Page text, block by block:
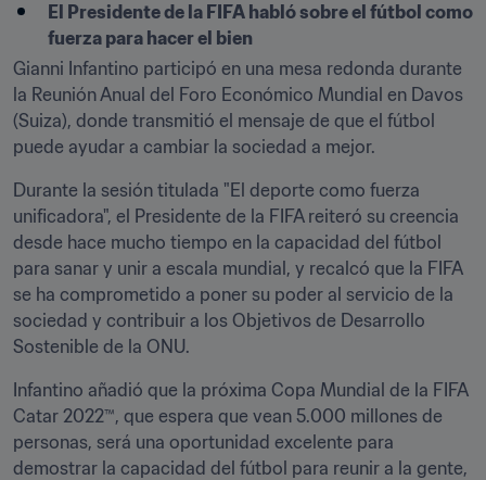
El Presidente de la FIFA habló sobre el fútbol como
fuerza para hacer el bien
Gianni Infantino participó en una mesa redonda durante
la Reunión Anual del Foro Económico Mundial en Davos
(Suiza), donde transmitió el mensaje de que el fútbol
puede ayudar a cambiar la sociedad a mejor.
Durante la sesión titulada "El deporte como fuerza
unificadora", el Presidente de la FIFA reiteró su creencia
desde hace mucho tiempo en la capacidad del fútbol
para sanar y unir a escala mundial, y recalcó que la FIFA
se ha comprometido a poner su poder al servicio de la
sociedad y contribuir a los Objetivos de Desarrollo
Sostenible de la ONU.
Infantino añadió que la próxima Copa Mundial de la FIFA
Catar 2022™, que espera que vean 5.000 millones de
personas, será una oportunidad excelente para
demostrar la capacidad del fútbol para reunir a la gente,